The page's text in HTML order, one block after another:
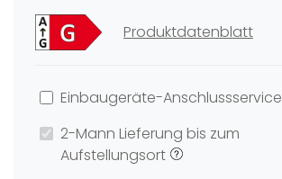
Produktdatenblatt
Einbaugeräte-Anschlussservice
2-Mann Lieferung bis zum
Aufstellungsort